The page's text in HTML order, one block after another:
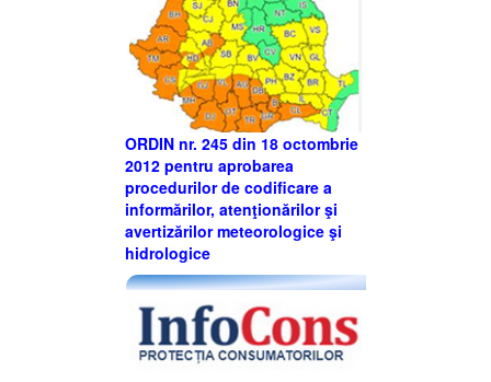
ORDIN nr. 245 din 18 octombrie
2012 pentru aprobarea
procedurilor de codificare a
informărilor, atenţionărilor şi
avertizărilor meteorologice şi
hidrologice